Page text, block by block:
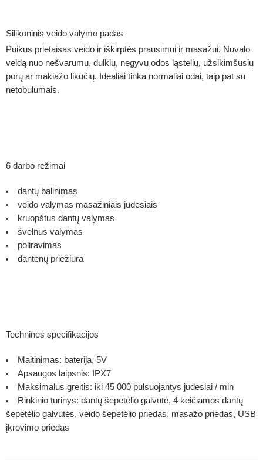
Silikoninis veido valymo padas
Puikus prietaisas veido ir iškirptės prausimui ir masažui. Nuvalo
veidą nuo nešvarumų, dulkių, negyvų odos ląstelių, užsikimšusių
porų ar makiažo likučių. Idealiai tinka normaliai odai, taip pat su
netobulumais.
6 darbo režimai
dantų balinimas
veido valymas masažiniais judesiais
kruopštus dantų valymas
švelnus valymas
poliravimas
dantenų priežiūra
Techninės specifikacijos
Maitinimas: baterija, 5V
Apsaugos laipsnis: IPX7
Maksimalus greitis: iki 45 000 pulsuojantys judesiai / min
Rinkinio turinys: dantų šepetėlio galvutė, 4 keičiamos dantų
šepetėlio galvutės, veido šepetėlio priedas, masažo priedas, USB
įkrovimo priedas